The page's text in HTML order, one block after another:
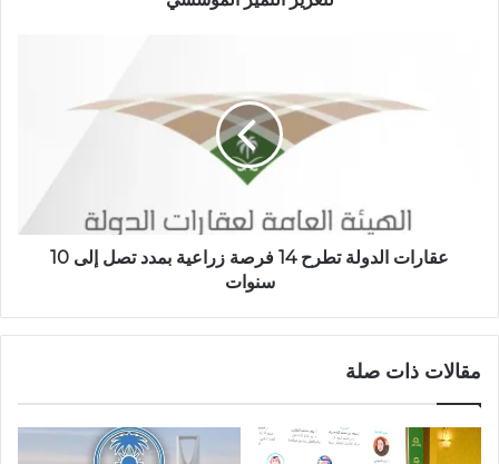
عقارات الدولة تطرح 14 فرصة زراعية بمدد تصل إلى 10
سنوات
مقالات ذات صلة